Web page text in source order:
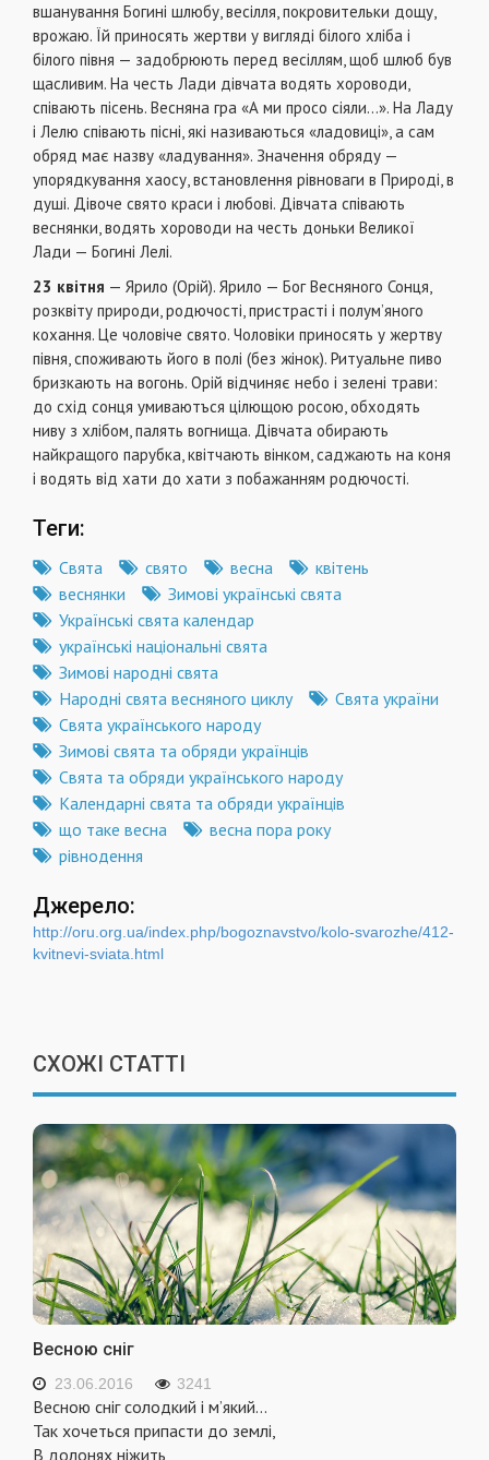
вшанування Богинi шлюбу, весiлля, покровительки дощу,
врожаю. Їй приносять жертви у виглядi білого хліба і
бiлого пiвня — задобрюють перед весiллям, щоб шлюб був
щасливим. На честь Лади дiвчата водять хороводи,
спiвають пiсень. Весняна гра «А ми просо сiяли…». На Ладу
i Лелю спiвають пiснi, якi називаються «ладовиці», а сам
обряд має назву «ладування». Значення обряду —
упорядкування хаосу, встановлення рівноваги в Природі, в
душі. Дiвоче свято краси і любові. Дівчата співають
веснянки, водять хороводи на честь доньки Великої
Лади — Богині Лелі.
23 квітня — Ярило (Орій). Ярило — Бог Весняного Сонця,
розквіту природи, родючості, пристрасті і полум’яного
кохання. Це чоловiче свято. Чоловіки приносять у жертву
пiвня, споживають йогo в полi (без жiнок). Ритуальне пиво
бризкають на вогoнь. Орій вiдчиняє небо i зелені трави:
до cxiд сонця умиваютъся цiлющою росою, обходять
ниву з хлібом, палять вогнища. Дівчата обирають
найкращого парубка, квітчають вінком, саджають на коня
і водять від хати до хати з побажанням родючості.
Теги:
Свята свято весна
квітень
веснянки
Зимові українські свята
Українські свята календар
українські національні свята
Зимові народні свята
Народні свята весняного циклу
Свята україни
Свята українського народу
Зимові свята та обряди українців
Свята та обряди українського народу
Календарні свята та обряди українців
що таке весна
весна пора року
рівнодення
Джерело:
http://oru.org.ua/index.php/bogoznavstvo/kolo-svarozhe/412-
kvitnevi-sviata.html
СХОЖІ СТАТТІ
Весною сніг
23.06.2016 3241
Весною сніг солодкий і м’який...
Так хочеться припасти до землі,
В долонях ніжить